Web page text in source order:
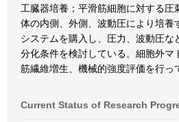
工臓器培養；平滑筋細胞に対する圧
体の内側、外側、波動圧により培養
システムを購入し、圧力、波動圧な
分化条件を検討している。細胞外マ
筋繊維増生、機械的強度評価を行っ
Current Status of Research